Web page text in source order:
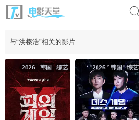
与“洪榛浩”相关的影片
综艺
韩国
2026 综艺
韩国
2026